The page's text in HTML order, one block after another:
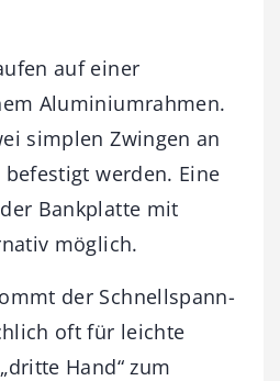
auf einer
Aluminiumrahmen.
simplen Zwingen an
werden. Eine
Bankplatte mit
möglich.
der Schnellspann-
oft für leichte
Hand“ zum